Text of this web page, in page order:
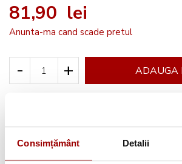
Consimțământ Detalii
81,90 lei
Anunta-ma cand scade pretul
- + ADAUGA